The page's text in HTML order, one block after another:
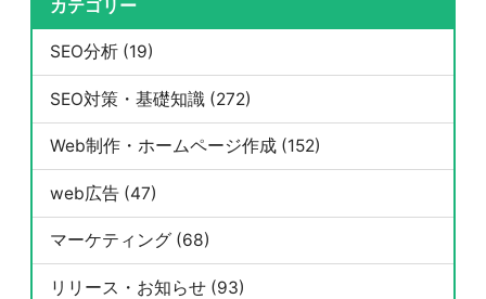
カテゴリー
SEO分析 (19)
SEO対策・基礎知識 (272)
Web制作・ホームページ作成 (152)
web広告 (47)
マーケティング (68)
リリース・お知らせ (93)